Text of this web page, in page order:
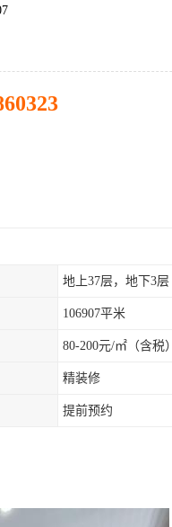
地上37层，地下3层
106907平米
80-200元/㎡（含税）
精装修
提前预约